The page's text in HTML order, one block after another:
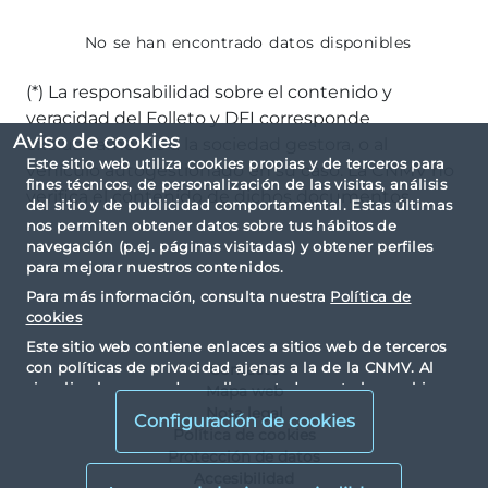
Aviso de cookies
Este sitio web utiliza cookies propias y de terceros para
fines técnicos, de personalización de las visitas, análisis
del sitio y de publicidad comportamental. Estas últimas
nos permiten obtener datos sobre tus hábitos de
navegación (p.ej. páginas visitadas) y obtener perfiles
para mejorar nuestros contenidos.
Para más información, consulta nuestra Política de
cookies
Este sitio web contiene enlaces a sitios web de terceros
con políticas de privacidad ajenas a la de la CNMV. Al
visualizarlos y acceder a ellos, usted acepta las cookies
Configuración de cookies
No se han encontrado datos disponibles
(*) La responsabilidad sobre el contenido y
veracidad del Folleto y DFI corresponde
exclusivamente a la sociedad gestora, o al
vehículo autogestionado en su caso. La CNMV no
verifica el contenido de dichos documentos.
Contacto
Mapa web
Nota legal
Política de cookies
Protección de datos